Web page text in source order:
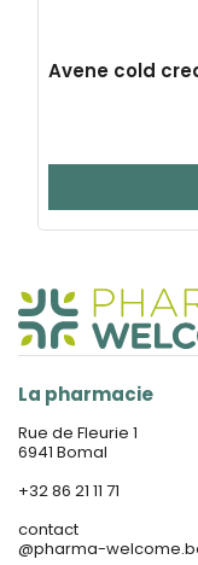
Avene cold
La pharmacie
Rue de Fleurie 1
6941 Bomal
+32 86 21 11 71
contact
@pharma-